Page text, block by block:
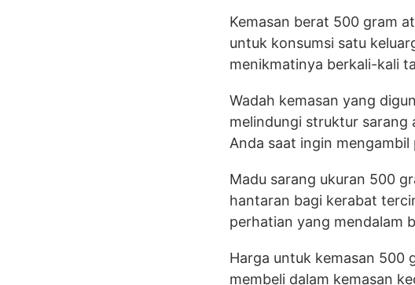
Kemasan berat 500 gram
untuk konsumsi satu
menikmatinya berkali-kali
Wadah kemasan yang
melindungi struktur sarang
Anda saat ingin
Madu sarang ukuran 500
hantaran bagi kerabat
perhatian yang mendalam
Harga untuk kemasan 500
membeli dalam kemasan